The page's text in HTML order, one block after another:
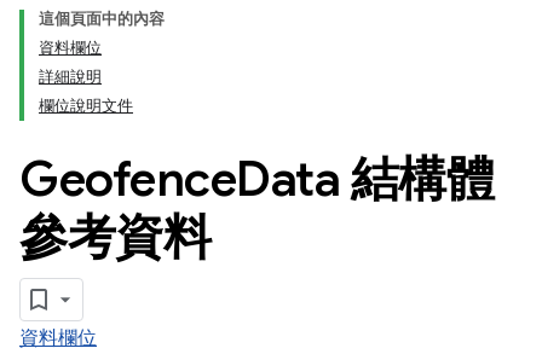
這個頁面中的內容
資料欄位
詳細說明
欄位說明文件
GeofenceData 結構體
參考資料
資料欄位